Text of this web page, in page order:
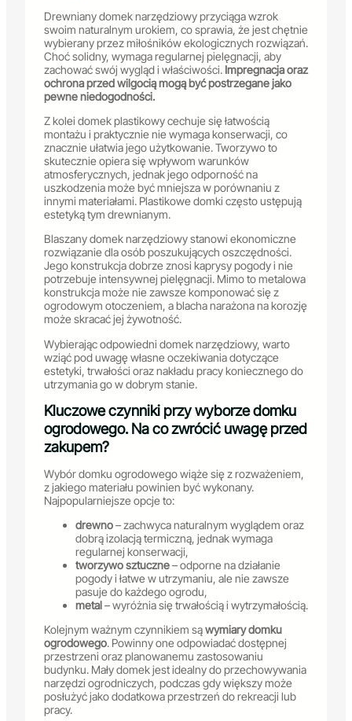
Drewniany domek narzędziowy przyciąga wzrok
swoim naturalnym urokiem, co sprawia, że jest chętnie
wybierany przez miłośników ekologicznych rozwiązań.
Choć solidny, wymaga regularnej pielęgnacji, aby
zachować swój wygląd i właściwości. Impregnacja oraz
ochrona przed wilgocią mogą być postrzegane jako
pewne niedogodności.
Z kolei domek plastikowy cechuje się łatwością
montażu i praktycznie nie wymaga konserwacji, co
znacznie ułatwia jego użytkowanie. Tworzywo to
skutecznie opiera się wpływom warunków
atmosferycznych, jednak jego odporność na
uszkodzenia może być mniejsza w porównaniu z
innymi materiałami. Plastikowe domki często ustępują
estetyką tym drewnianym.
Blaszany domek narzędziowy stanowi ekonomiczne
rozwiązanie dla osób poszukujących oszczędności.
Jego konstrukcja dobrze znosi kaprysy pogody i nie
potrzebuje intensywnej pielęgnacji. Mimo to metalowa
konstrukcja może nie zawsze komponować się z
ogrodowym otoczeniem, a blacha narażona na korozję
może skracać jej żywotność.
Wybierając odpowiedni domek narzędziowy, warto
wziąć pod uwagę własne oczekiwania dotyczące
estetyki, trwałości oraz nakładu pracy koniecznego do
utrzymania go w dobrym stanie.
Kluczowe czynniki przy wyborze domku
ogrodowego. Na co zwrócić uwagę przed
zakupem?
Wybór domku ogrodowego wiąże się z rozważeniem,
z jakiego materiału powinien być wykonany.
Najpopularniejsze opcje to:
drewno– zachwyca naturalnym wyglądem oraz
dobrą izolacją termiczną, jednak wymaga
regularnej konserwacji,
tworzywo sztuczne– odporne na działanie
pogody i łatwe w utrzymaniu, ale nie zawsze
pasuje do każdego ogrodu,
metal– wyróżnia się trwałością i wytrzymałością.
Kolejnym ważnym czynnikiem sąwymiary domku
ogrodowego. Powinny one odpowiadać dostępnej
przestrzeni oraz planowanemu zastosowaniu
budynku. Mały domek jest idealny do przechowywania
narzędzi ogrodniczych, podczas gdy większy może
posłużyć jako dodatkowa przestrzeń do rekreacji lub
pracy.